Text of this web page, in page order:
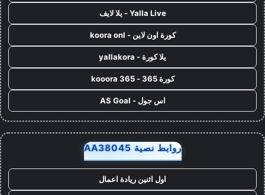
Yalla Live - يلا لايف
كورة اون لاين - koora onl
يلا كورة - yallakora
كورة 365 - kooora 365
اس جول - AS Goal
روابط نصية AA38045
اول اثنين ريادة اعمال